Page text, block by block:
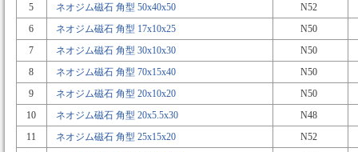
5
ネオジム磁石 角型 50x40x50
N52
6
ネオジム磁石 角型 17x10x25
N50
7
ネオジム磁石 角型 30x10x30
N50
8
ネオジム磁石 角型 70x15x40
N50
9
ネオジム磁石 角型 20x10x20
N50
10
ネオジム磁石 角型 20x5.5x30
N48
11
ネオジム磁石 角型 25x15x20
N52